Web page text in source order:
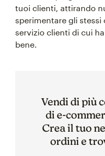
tuoi clienti, attirando
sperimentare gli
servizio clienti di cui
bene.
Vendi di più
di e-
Crea il tuo
ordini e